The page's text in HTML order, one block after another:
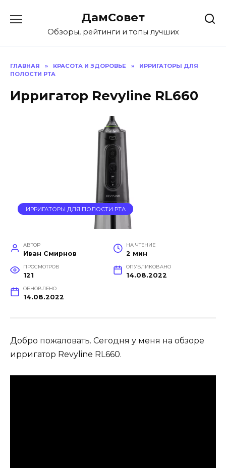
содержанию
ДамСовет
Обзоры, рейтинги и топы лучших
ГЛАВНАЯ » КРАСОТА И ЗДОРОВЬЕ »
ИРРИГАТОРЫ ДЛЯ
ПОЛОСТИ РТА
Ирригатор Revyline RL660
ИРРИГАТОРЫ ДЛЯ ПОЛОСТИ РТА
АВТОР
Иван Смирнов
НА ЧТЕНИЕ
2 мин
ПРОСМОТРОВ
121
ОПУБЛИКОВАНО
14.08.2022
ОБНОВЛЕНО
14.08.2022
Добро пожаловать. Сегодня у меня на обзоре
ирригатор Revyline RL660.